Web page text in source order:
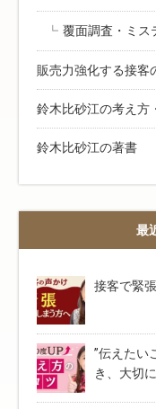
覆面調査・ミス
販売力強化する接客
鈴木比砂江の考え方
鈴木比砂江の著書
最
接客で緊
”伝えたい
き、大切